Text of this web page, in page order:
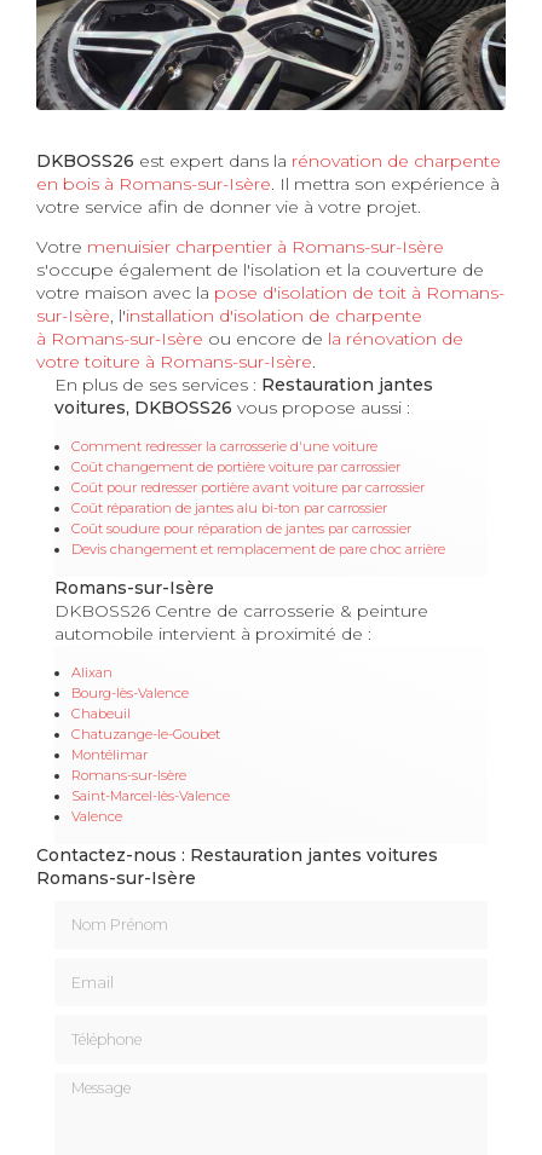
DKBOSS26 est expert dans la rénovation de charpente
en bois à Romans-sur-Isère. Il mettra son expérience à
votre service afin de donner vie à votre projet.
Votre menuisier charpentier à Romans-sur-Isère
s'occupe également de l'isolation et la couverture de
votre maison avec la pose d'isolation de toit à Romans-
sur-Isère, l'installation d'isolation de charpente
à Romans-sur-Isère ou encore de la rénovation de
votre toiture à Romans-sur-Isère.
En plus de ses services : Restauration jantes
voitures, DKBOSS26 vous propose aussi :
Comment redresser la carrosserie d'une voiture
Coût changement de portière voiture par carrossier
Coût pour redresser portière avant voiture par carrossier
Coût réparation de jantes alu bi-ton par carrossier
Coût soudure pour réparation de jantes par carrossier
Devis changement et remplacement de pare choc arrière
Romans-sur-Isère
DKBOSS26 Centre de carrosserie & peinture
automobile intervient à proximité de :
Alixan
Bourg-lès-Valence
Chabeuil
Chatuzange-le-Goubet
Montélimar
Romans-sur-Isère
Saint-Marcel-lès-Valence
Valence
Contactez-nous : Restauration jantes voitures
Romans-sur-Isère
Message